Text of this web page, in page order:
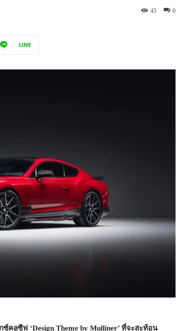
0
45
LINE
คลูซีฟ ‘Design Theme by Mulliner’ ที่จะสะท้อน